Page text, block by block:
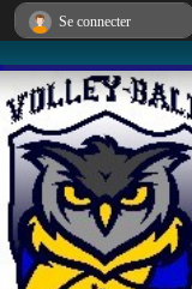
Se connecter
Panneau de gestion